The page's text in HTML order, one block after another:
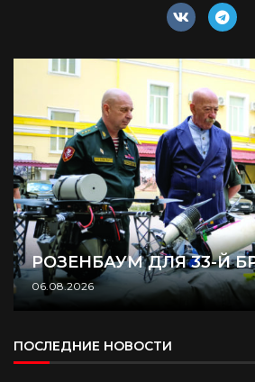
РОЗЕНБАУМ ДЛЯ 33-Й
06.08.2026
ПОСЛЕДНИЕ НОВОСТИ